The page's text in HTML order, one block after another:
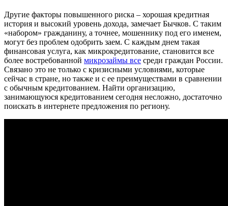
Другие факторы повышенного риска – хорошая кредитная
история и высокий уровень дохода, замечает Бычков. С таким
«набором» гражданину, а точнее, мошеннику под его именем,
могут без проблем одобрить заем. С каждым днем такая
финансовая услуга, как микрокредитование, становится все
более востребованной микрозаймы все среди граждан России.
Связано это не только с кризисными условиями, которые
сейчас в стране, но также и с ее преимуществами в сравнении
с обычным кредитованием. Найти организацию,
занимающуюся кредитованием сегодня несложно, достаточно
поискать в интернете предложения по региону.